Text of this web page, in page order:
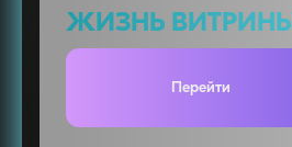
ЖИЗНЬ
Перейти